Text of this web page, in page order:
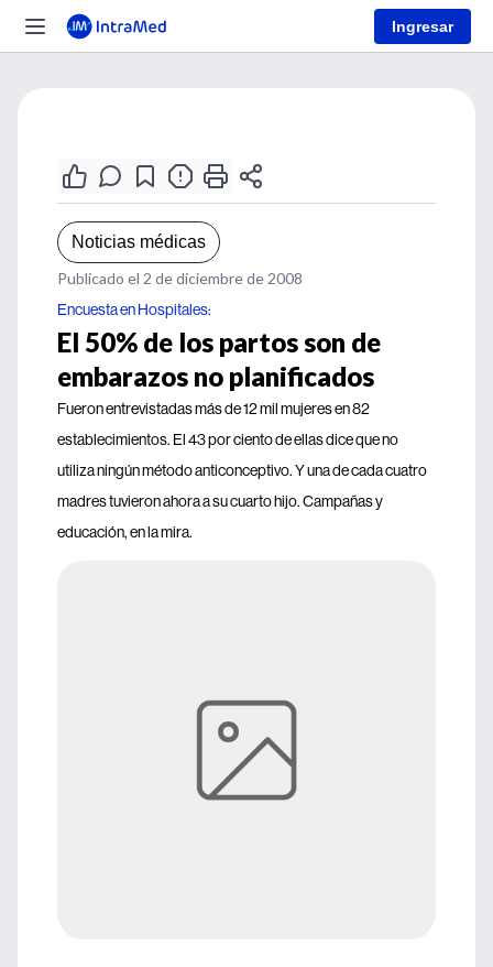
Ingresar
Noticias médicas
Publicado el 2 de diciembre de 2008
Encuesta en Hospitales:
El 50% de los partos son de
embarazos no planificados
Fueron entrevistadas más de 12 mil mujeres en 82
establecimientos. El 43 por ciento de ellas dice que no
utiliza ningún método anticonceptivo. Y una de cada cuatro
madres tuvieron ahora a su cuarto hijo. Campañas y
educación, en la mira.